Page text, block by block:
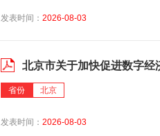
发表时间： 2026-08-03
北京市关于加快促进数字经
省份 北京
发表时间： 2026-08-03